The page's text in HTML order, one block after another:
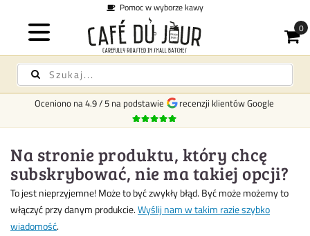
Pomoc w wyborze kawy
Oceniono na4.9/5 na podstawie recenzji klientów Google
Na stronie produktu, który chcę
subskrybować, nie ma takiej opcji?
To jest nieprzyjemne! Może to być zwykły błąd. Być może możemy to
włączyć przy danym produkcie.Wyślij nam w takim razie szybko
wiadomość.